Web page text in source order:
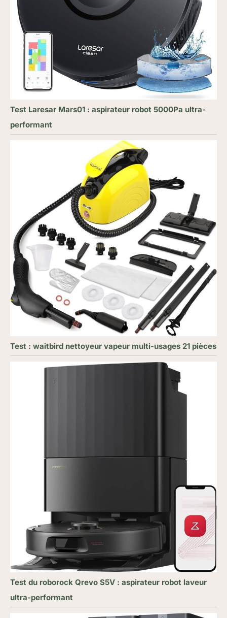
Test Laresar Mars01 : aspirateur robot 5000Pa ultra-
performant
Test : waitbird nettoyeur vapeur multi-usages 21 pièces
Test du roborock Qrevo S5V : aspirateur robot laveur
ultra-performant